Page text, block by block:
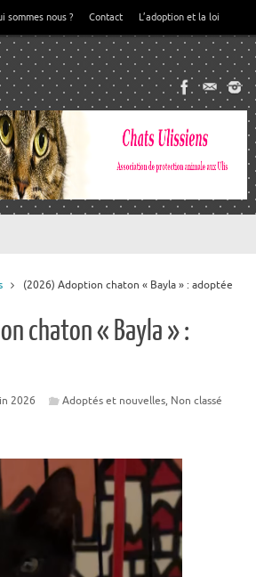
sommes nous ? Contact L’adoption et la loi
(2026) Adoption chaton « Bayla » : adoptée
chaton « Bayla » :
2026 Adoptés et nouvelles, Non classé